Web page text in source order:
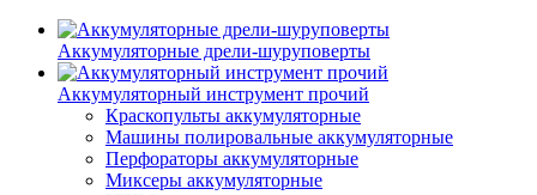
Аккумуляторные дрели-шуруповерты
Аккумуляторный инструмент прочий
Краскопульты аккумуляторные
Машины полировальные аккумуляторные
Перфораторы аккумуляторные
Миксеры аккумуляторные